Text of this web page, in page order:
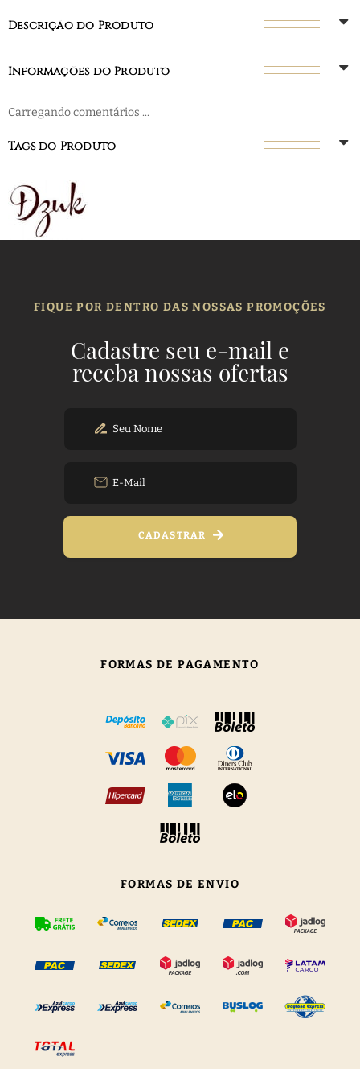
Descrição do Produto
Informações do Produto
Carregando comentários ...
Tags do Produto
FIQUE POR DENTRO DAS NOSSAS PROMOÇÕES
Cadastre seu e-mail e
receba nossas ofertas
CADASTRAR
FORMAS DE PAGAMENTO
FORMAS DE ENVIO